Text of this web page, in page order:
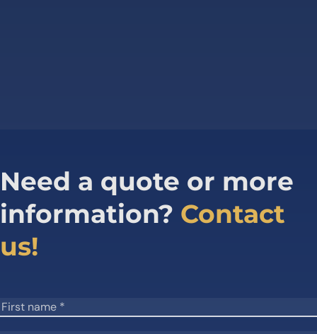
Need a quote or more
information? Contact
us!